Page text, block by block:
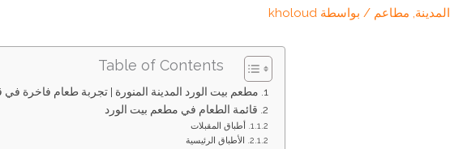
المدينة, مطاعم / بواسطة kholoud
Table of Contents
مطعم بيت الورد المدينة المنورة | تجربة طعام فاخرة في
قائمة الطعام في مطعم بيت الورد
أطباق المقبلات
الأطباق الرئيسية